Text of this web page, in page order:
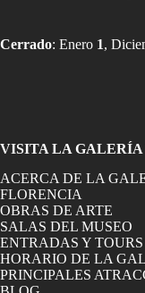
Cerrado: Enero 1,
VISITA LA
ACERCA DE LA
FLORENCIA
OBRAS DE ARTE
SALAS DEL MUSEO
ENTRADAS Y TOURS
HORARIO DE LA
PRINCIPALES